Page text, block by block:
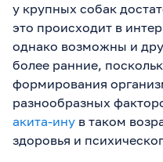
у крупных собак
это происходит в
однако возможны и
более ранние,
формирования
разнообразных
акита-ину в таком
здоровья и